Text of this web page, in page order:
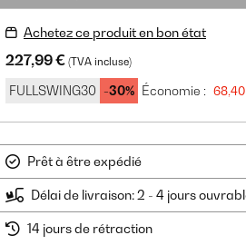
Achetez ce produit en bon état
227,99 € (TVA incluse)
FULLSWING30 -30% Économie :
Prêt à être expédié
Délai de livraison: 2 - 4 jours
14 jours de rétraction